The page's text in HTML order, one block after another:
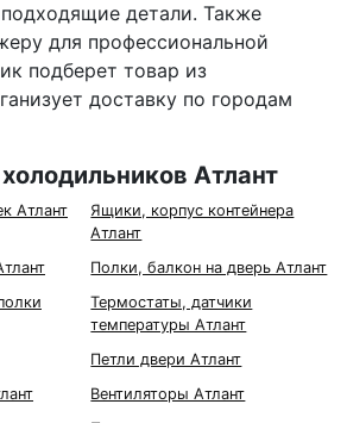
подходящие детали. Также
для профессиональной
подберет товар из
доставку по городам
Атлант
Атлант
Ящики, корпус контейнера
Атлант
Полки, балкон на дверь Атлант
Термостаты, датчики
температуры Атлант
Петли двери Атлант
Вентиляторы Атлант